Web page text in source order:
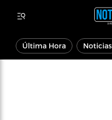
Última Hora Noticias